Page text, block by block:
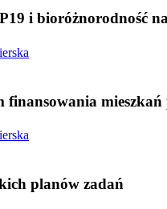
i bioróżnorodność
planów zadań